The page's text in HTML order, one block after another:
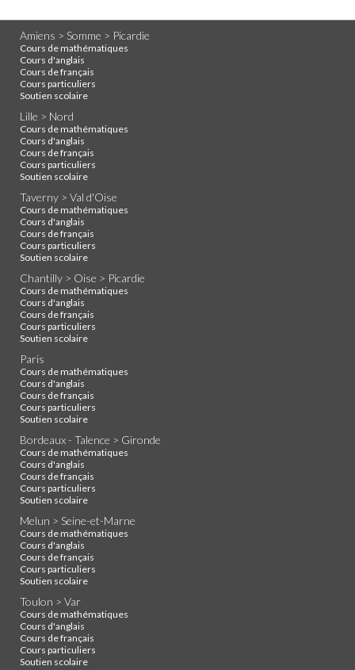
Amiens > Somme > Picardie
Cours de mathématiques
Cours d'anglais
Cours de français
Cours particuliers
Soutien scolaire
Lille > Nord
Cours de mathématiques
Cours d'anglais
Cours de français
Cours particuliers
Soutien scolaire
Taverny > Val d'Oise
Cours de mathématiques
Cours d'anglais
Cours de français
Cours particuliers
Soutien scolaire
Chantilly > Oise > Picardie
Cours de mathématiques
Cours d'anglais
Cours de français
Cours particuliers
Soutien scolaire
Paris
Cours de mathématiques
Cours d'anglais
Cours de français
Cours particuliers
Soutien scolaire
Bordeaux - Talence > Gironde
Cours de mathématiques
Cours d'anglais
Cours de français
Cours particuliers
Soutien scolaire
Melun > Seine-et-Marne
Cours de mathématiques
Cours d'anglais
Cours de français
Cours particuliers
Soutien scolaire
Toulon > Var
Cours de mathématiques
Cours d'anglais
Cours de français
Cours particuliers
Soutien scolaire